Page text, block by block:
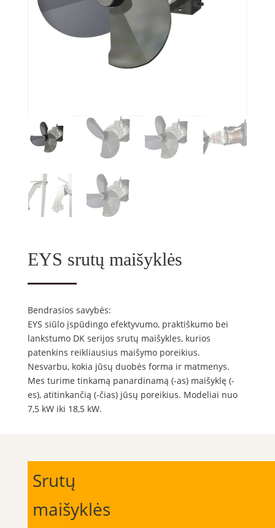
EYS srutų maišyklės
Bendrasios savybės:
EYS siūlo įspūdingo efektyvumo, praktiškumo bei
lankstumo DK serijos srutų maišykles, kurios
patenkins reikliausius maišymo poreikius.
Nesvarbu, kokia jūsų duobės forma ir matmenys.
Mes turime tinkamą panardinamą (-as) maišyklę (-
es), atitinkančią (-čias) jūsų poreikius. Modeliai nuo
7,5 kW iki 18,5 kW.
Srutų
maišyklės